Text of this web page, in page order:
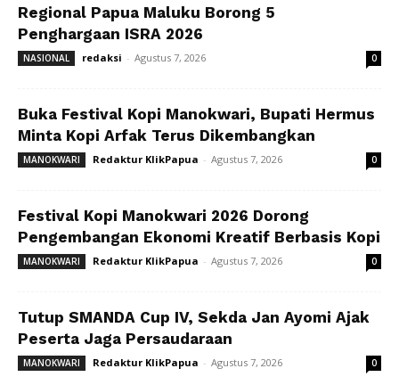
Regional Papua Maluku Borong 5
Penghargaan ISRA 2026
NASIONAL redaksi - Agustus 7, 2026 0
Buka Festival Kopi Manokwari, Bupati Hermus
Minta Kopi Arfak Terus Dikembangkan
MANOKWARI Redaktur KlikPapua - Agustus 7, 2026 0
Festival Kopi Manokwari 2026 Dorong
Pengembangan Ekonomi Kreatif Berbasis Kopi
MANOKWARI Redaktur KlikPapua - Agustus 7, 2026 0
Tutup SMANDA Cup IV, Sekda Jan Ayomi Ajak
Peserta Jaga Persaudaraan
MANOKWARI Redaktur KlikPapua - Agustus 7, 2026 0